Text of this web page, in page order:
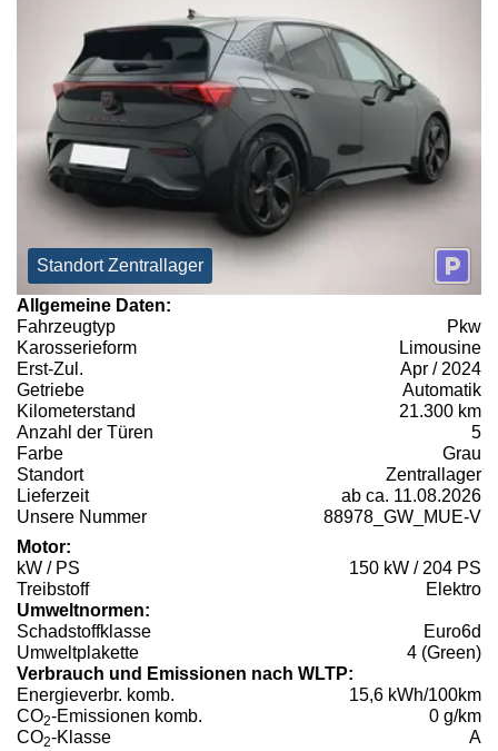
Standort Zentrallager
Allgemeine Daten:
Fahrzeugtyp
Pkw
Karosserieform
Limousine
Erst-Zul.
Apr / 2024
Getriebe
Automatik
Kilometerstand
21.300 km
Anzahl der Türen
5
Farbe
Grau
Standort
Zentrallager
Lieferzeit
ab ca. 11.08.2026
Unsere Nummer
88978_GW_MUE-V
Motor:
kW / PS
150 kW / 204 PS
Treibstoff
Elektro
Umweltnormen:
Schadstoffklasse
Euro6d
Umweltplakette
4 (Green)
Verbrauch und Emissionen nach WLTP:
Energieverbr. komb.
15,6 kWh/100km
CO2-Emissionen komb.
0 g/km
CO2-Klasse A